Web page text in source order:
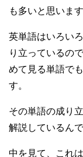
も多いと思います
英単語はいろい
り立っているの
めて見る単語で
す。
その単語の成り
解説しているんで
中を見て、これ